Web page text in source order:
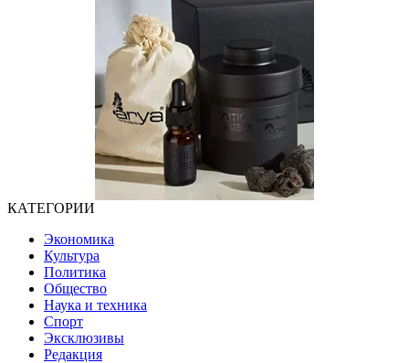
КАТЕГОРИИ
Экономика
Культура
Политика
Общество
Наука и техника
Спорт
Эксклюзивы
Редакция